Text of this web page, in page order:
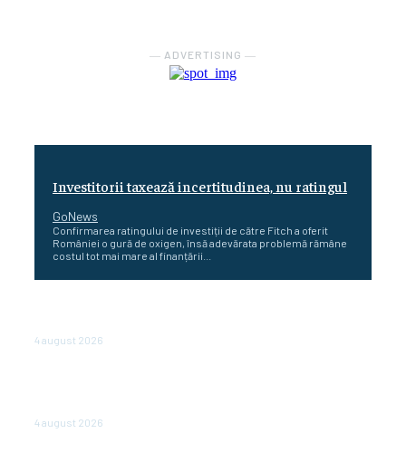
― ADVERTISING ―
Investitorii taxează incertitudinea, nu ratingul
GoNews
Confirmarea ratingului de investiții de către Fitch a oferit
României o gură de oxigen, însă adevărata problemă rămâne
costul tot mai mare al finanțării...
4 august 2026
4 august 2026